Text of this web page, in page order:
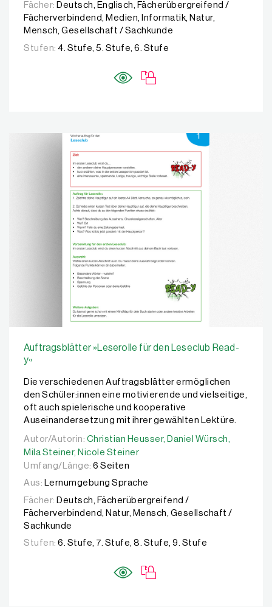
Fächer: Deutsch, Englisch, Fächerübergreifend /
Fächerverbindend, Medien, Informatik, Natur,
Mensch, Gesellschaft / Sachkunde
Stufen: 4. Stufe, 5. Stufe, 6. Stufe
Auftragsblätter »Leserolle für den Leseclub Read-
y«
Die verschiedenen Auftragsblätter ermöglichen
den Schüler:innen eine motivierende und vielseitige,
oft auch spielerische und kooperative
Auseinandersetzung mit ihrer gewählten Lektüre.
Autor/Autorin: Christian Heusser, Daniel Würsch,
Autor/Autorin: Christian Heusser, Daniel Würsch,
Mila Steiner, Nicole Steiner
Umfang/Länge: 6 Seiten
Aus: Lernumgebung Sprache
Fächer: Deutsch, Fächerübergreifend /
Fächerverbindend, Natur, Mensch, Gesellschaft /
Sachkunde
Stufen: 6. Stufe, 7. Stufe, 8. Stufe, 9. Stufe